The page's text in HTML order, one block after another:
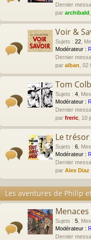
Dernier
par archibald
Voir &
Sujets : 22
Modérateur :
Dernier
par alban ,
Tom
Sujets : 4
Modérateur :
Dernier
par freric , 10
Le
Sujets : 6
Modérateur :
Dernier
par Alex Diaz
Les aventures de Philip
Sujets : 5
Modérateur :
Dernier